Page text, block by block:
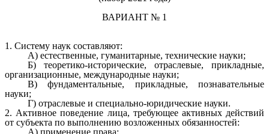
ВАРИАНТ № 1
1. Систему наук составляют:
А) естественные, гуманитарные, технические науки;
Б) теоретико-исторические, отраслевые, прикладные,
организационные, международные науки;
В) фундаментальные, прикладные, познавательные
науки;
Г) отраслевые и специально-юридические науки.
2. Активное поведение лица, требующее активных действий
от субъекта по выполнению возложенных обязанностей: